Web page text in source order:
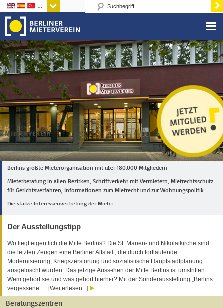
Sprachen
Berlins größte Mieterorganisation mit über 180.000 Mitgliedern
Mieterberatung in allen Bezirken, Schriftverkehr mit Vermietern, Mietrechtsschutz
für Gerichtsverfahren, Informationen zum Mietrecht und zur Wohnungspolitik
Die starke Interessenvertretung der Mieter
Der Ausstellungstipp
Wo liegt eigentlich die Mitte Berlins? Die St. Marien- und Nikolaikirche sind
die letzten Zeugen eine Berliner Altstadt, die durch fortlaufende
Modernisierung, Kriegszerstörung und sozialistische Hauptstadtplanung
ausgelöscht wurden. Das jetzige Aussehen der Mitte Berlins ist umstritten.
Wem gehört sie und was gehört hierher? Mit der Sonderausstellung „Berlins
vergessene … [Weiterlesen...]
Beratungszentren